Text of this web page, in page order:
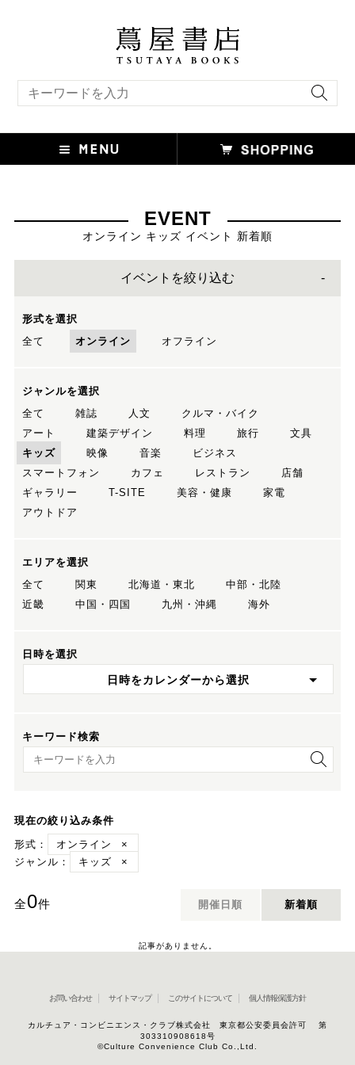
EVENT
オンライン キッズ イベント 新着順
イベントを絞り込む
形式を選択
全て
オンライン オフライン
ジャンルを選択
全て
雑誌 人文
クルマ・バイク
アート
建築デザイン 料理 旅行
文具
キッズ
映像 音楽
ビジネス
スマートフォン
カフェ レストラン
店舗
ギャラリー
T-SITE 美容・健康
家電
アウトドア
エリアを選択
全て
関東 北海道・東北
中部・北陸
近畿
中国・四国 九州・沖縄 海外
日時を選択
日時をカレンダーから選択
キーワード検索
キーワード検索
現在の絞り込み条件
形式：
オンライン
×
ジャンル：
キッズ ×
全0件 開催日順 新着順
記事がありません。
お問い合わせ サイトマップ このサイトについて 個人情報保護方針
カルチュア・コンビニエンス・クラブ株式会社 東京都公安委員会許可 第
303310908618号
©Culture Convenience Club Co.,Ltd.